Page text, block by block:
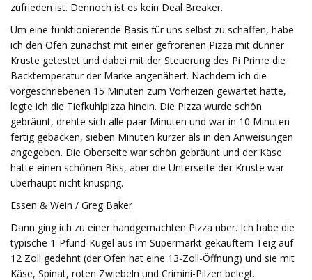
zufrieden ist. Dennoch ist es kein Deal Breaker.
Um eine funktionierende Basis für uns selbst zu schaffen, habe
ich den Ofen zunächst mit einer gefrorenen Pizza mit dünner
Kruste getestet und dabei mit der Steuerung des Pi Prime die
Backtemperatur der Marke angenähert. Nachdem ich die
vorgeschriebenen 15 Minuten zum Vorheizen gewartet hatte,
legte ich die Tiefkühlpizza hinein. Die Pizza wurde schön
gebräunt, drehte sich alle paar Minuten und war in 10 Minuten
fertig gebacken, sieben Minuten kürzer als in den Anweisungen
angegeben. Die Oberseite war schön gebräunt und der Käse
hatte einen schönen Biss, aber die Unterseite der Kruste war
überhaupt nicht knusprig.
Essen & Wein / Greg Baker
Dann ging ich zu einer handgemachten Pizza über. Ich habe die
typische 1-Pfund-Kugel aus im Supermarkt gekauftem Teig auf
12 Zoll gedehnt (der Ofen hat eine 13-Zoll-Öffnung) und sie mit
Käse, Spinat, roten Zwiebeln und Crimini-Pilzen belegt.